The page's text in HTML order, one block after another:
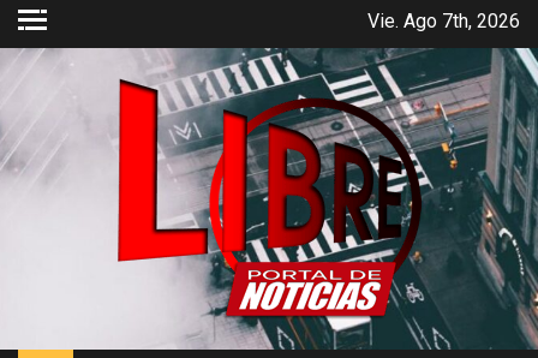
Saltar
contenido
Vie. Ago 7th, 2026